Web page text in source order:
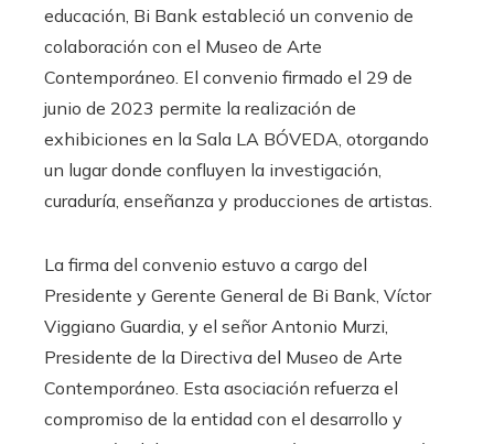
educación , Bi Bank estableció un convenio de
colaboración con el Museo de Arte
Contemporáneo . El convenio firmado el 29 de
junio de 2023 permite la realización de
exhibiciones en la Sala LA BÓVEDA, otorgando
un lugar donde confluyen la investigación,
curaduría, enseñanza y producciones de artistas.
La firma del convenio estuvo a cargo del
Presidente y Gerente General de Bi Bank, Víctor
Viggiano Guardia, y el señor Antonio Murzi,
Presidente de la Directiva del Museo de Arte
Contemporáneo. Esta asociación refuerza el
compromiso de la entidad con el desarrollo y